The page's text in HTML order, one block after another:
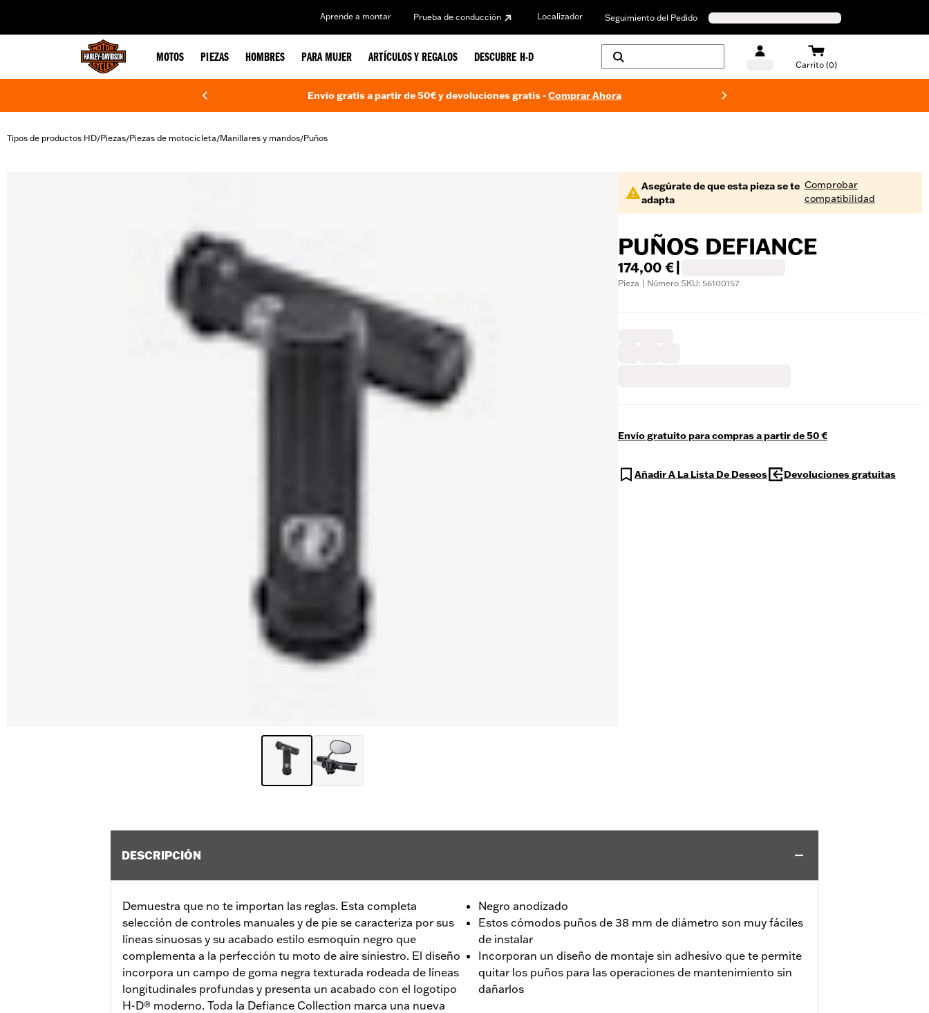
Aprende a montar Prueba de conducción Localizador Seguimiento del Pedido
MOTOS PIEZAS HOMBRES PARA MUJER ARTÍCULOS Y REGALOS DESCUBRE H-D
Carrito (0)
Envío gratis a partir de 50€ y devoluciones gratis -Comprar Ahora
Tipos de productos HD/Piezas/Piezas de motocicleta/Manillares y mandos/Puños
Asegúrate de que esta pieza se te
adapta
Comprobar
compatibilidad
PUÑOS DEFIANCE
174,00 €
Pieza | Número SKU: 56100157
Envío gratuito para compras a partir de 50 €
Añadir A La Lista De Deseos Devoluciones gratuitas
DESCRIPCIÓN
Demuestra que no te importan las reglas. Esta completa
selección de controles manuales y de pie se caracteriza por sus
líneas sinuosas y su acabado estilo esmoquin negro que
complementa a la perfección tu moto de aire siniestro. El diseño
incorpora un campo de goma negra texturada rodeada de líneas
longitudinales profundas y presenta un acabado con el logotipo
H-D® moderno. Toda la Defiance Collection marca una nueva
Negro anodizado
Estos cómodos puños de 38 mm de diámetro son muy fáciles
de instalar
Incorporan un diseño de montaje sin adhesivo que te permite
quitar los puños para las operaciones de mantenimiento sin
dañarlos